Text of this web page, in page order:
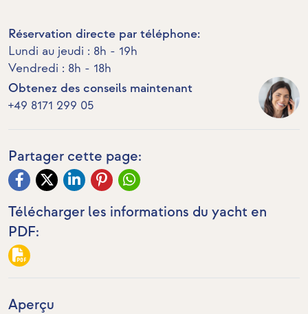
Réservation directe par téléphone:
Lundi au jeudi : 8h - 19h
Vendredi : 8h - 18h
Obtenez des conseils maintenant
+49 8171 299 05
Partager cette page:
Télécharger les informations du yacht en
PDF:
Aperçu